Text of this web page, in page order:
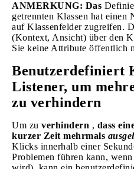
ANMERKUNG: Das
getrennten Klassen hat
auf Klassenfelder zugreifen.
(Kontext, Ansicht) über den
Sie keine Attribute öffentlich
Benutzerdefiniert
Listener, um
zu verhindern
Um zu verhindern , dass
kurzer Zeit mehrmals
Klicks innerhalb einer
Problemen führen kann,